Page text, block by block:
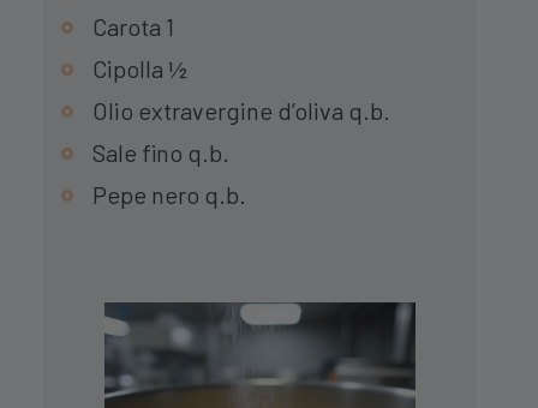
Carota 1
Cipolla ½
Olio extravergine d’oliva q.b.
Sale fino q.b.
Pepe nero q.b.